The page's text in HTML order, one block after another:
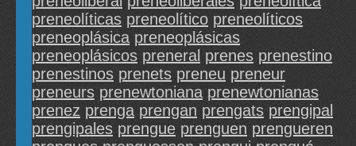
preneolíticas preneolítico preneolíticos
preneoplásica preneoplásicas
preneoplásicos preneral prenes prenestino
prenestinos prenets preneu preneur
preneurs prenewtoniana prenewtonianas
prenez prenga prengan prengats prengipal
prengipales prengue prenguen prengueren